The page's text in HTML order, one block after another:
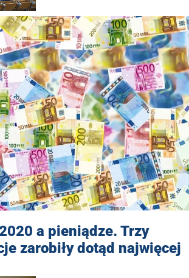
a pieniądze. Trzy
zarobiły dotąd najwięcej